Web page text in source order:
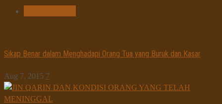
Sikap Benar dalam Menghadapi Orang Tua yang Buruk dan Kasar
Aug 7, 2015 7